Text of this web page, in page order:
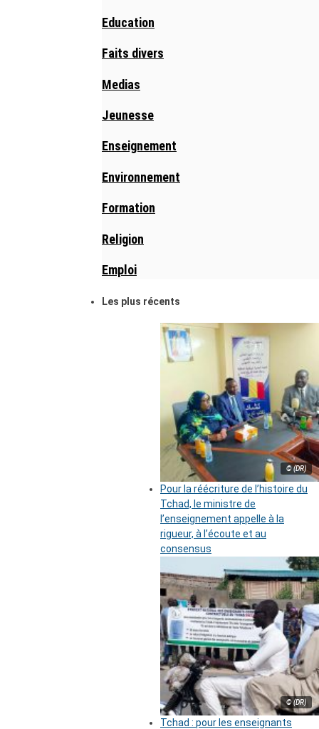
Education
Faits divers
Medias
Jeunesse
Enseignement
Environnement
Formation
Religion
Emploi
Les plus récents
© (DR)
Pour la réécriture de l’histoire du
Tchad, le ministre de
l’enseignement appelle à la
rigueur, à l’écoute et au
consensus
© (DR)
Tchad : pour les enseignants